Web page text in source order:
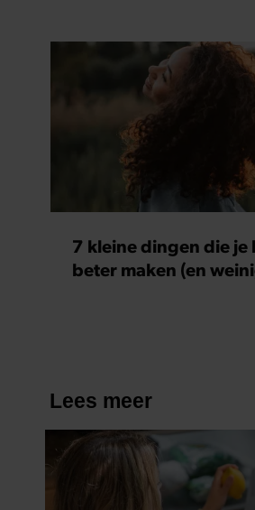
7 kleine dingen die je
beter maken (en